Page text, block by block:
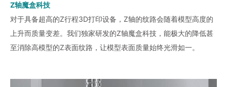
Z轴魔盒科技
对于具备超高的Z行程3D打印设备，Z轴的纹路会随着模型高度的
上升而质量变差。我们独家研发的Z轴魔盒科技，能极大的降低甚
至消除高模型的Z表面纹路，让模型表面质量始终光滑如一。